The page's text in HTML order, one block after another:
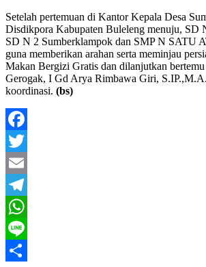
Setelah pertemuan di Kantor Kepala Desa
Disdikpora Kabupaten Buleleng menuju, SD
SD N 2 Sumberklampok dan SMP N SATU
guna memberikan arahan serta meminjau
Makan Bergizi Gratis dan dilanjutkan
Gerogak, I Gd Arya Rimbawa Giri,
koordinasi. (bs)
Facebook
Twitter
Email
Telegram
WhatsApp
Line